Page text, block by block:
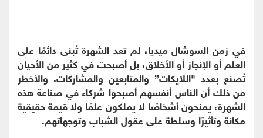
في زمن السوشال ميديا، لم تعد الشهرة تُبنى دائمًا على
العلم أو الإنجاز أو الأخلاق، بل أصبحت في كثير من الأحيان
تُصنع بعدد "اللايكات” والمتابعين والمشاركات. والأخطر
من ذلك أن الناس أنفسهم أصبحوا شركاء في صناعة هذه
الشهرة، يمنحون أشخاصًا لا يملكون علمًا ولا قيمة حقيقية
مكانة وتأثيرًا وسلطة على عقول الشباب وتوجهاتهم.